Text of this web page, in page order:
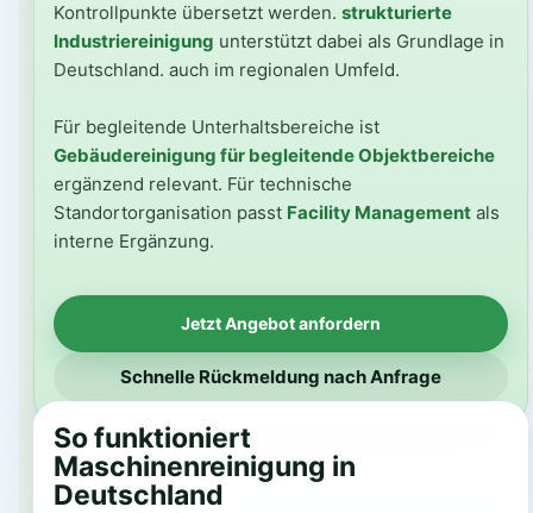
Kontrollpunkte übersetzt werden. strukturierte
Industriereinigung unterstützt dabei als Grundlage in
Deutschland. auch im regionalen Umfeld.
Für begleitende Unterhaltsbereiche ist
Gebäudereinigung für begleitende Objektbereiche
ergänzend relevant. Für technische
Standortorganisation passt Facility Managementals
interne Ergänzung.
Jetzt Angebot anfordern
Schnelle Rückmeldung nach Anfrage
So funktioniert
Maschinenreinigung in
Deutschland